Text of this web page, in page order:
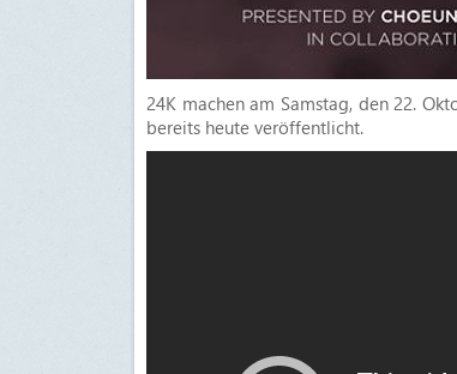
24K machen am Samstag, den 22.
bereits heute veröffentlicht.